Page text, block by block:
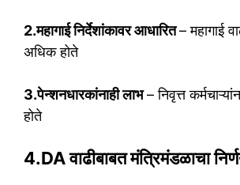
2.महागाई निर्देशांकावर आधारित– महागाई
अधिक होते
3.पेन्शनधारकांनाही लाभ– निवृत्त
होते
4.DA वाढीबाबत मंत्रिमंडळाचा